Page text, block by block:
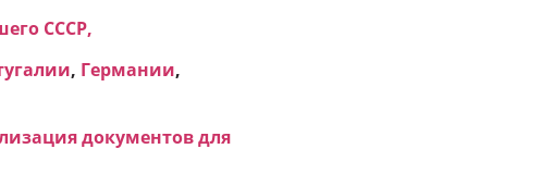
СССР,
, Германии,
документов для